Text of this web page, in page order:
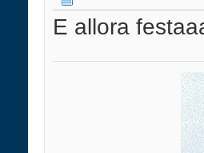
E allora